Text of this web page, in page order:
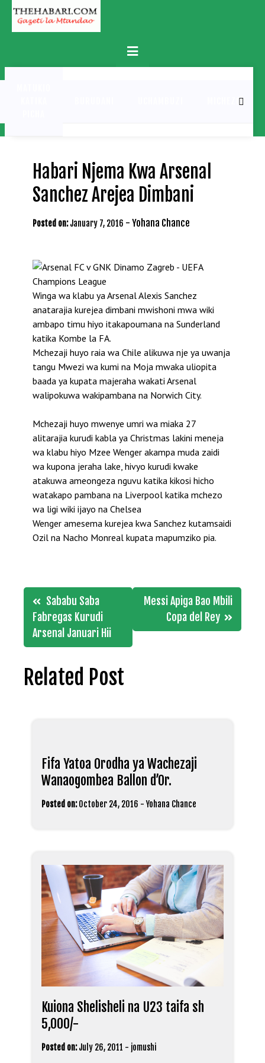
Skip
content
Primary
Menu
MICHEZO
Habari Njema Kwa Arsenal
Sanchez Arejea Dimbani
Posted on: January 7, 2016 - Yohana Chance
Winga wa klabu ya Arsenal Alexis Sanchez
anatarajia kurejea dimbani mwishoni mwa wiki
ambapo timu hiyo itakapoumana na Sunderland
katika Kombe la FA.
Mchezaji huyo raia wa Chile alikuwa nje ya uwanja
tangu Mwezi wa kumi na Moja mwaka uliopita
baada ya kupata majeraha wakati Arsenal
walipokuwa wakipambana na Norwich City.
Mchezaji huyo mwenye umri wa miaka 27
alitarajia kurudi kabla ya Christmas lakini meneja
wa klabu hiyo Mzee Wenger akampa muda zaidi
wa kupona jeraha lake, hivyo kurudi kwake
atakuwa ameongeza nguvu katika kikosi hicho
watakapo pambana na Liverpool katika mchezo
wa ligi wiki ijayo na Chelsea
Wenger amesema kurejea kwa Sanchez kutamsaidi
Ozil na Nacho Monreal kupata mapumziko pia.
Post
navigation
Sababu Saba
Fabregas Kurudi
Arsenal Januari Hii
Messi Apiga Bao Mbili
Copa del Rey
Related Post
Fifa Yatoa Orodha ya Wachezaji
Wanaogombea Ballon d’Or.
Posted on: October 24, 2016 -Yohana Chance
Kuiona Shelisheli na U23 taifa sh
5,000/-
Posted on: July 26, 2011 - jomushi